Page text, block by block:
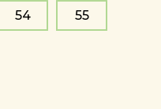
54 55